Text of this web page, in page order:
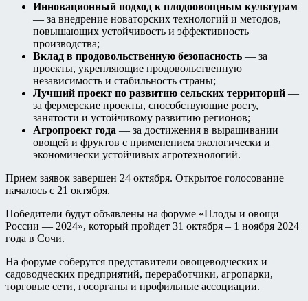
Инновационный подход к плодоовощным культурам
— за внедрение новаторских технологий и методов,
повышающих устойчивость и эффективность
производства;
Вклад в продовольственную безопасность — за
проекты, укрепляющие продовольственную
независимость и стабильность страны;
Лучший проект по развитию сельских территорий —
за фермерские проекты, способствующие росту,
занятости и устойчивому развитию регионов;
Агропроект года — за достижения в выращивании
овощей и фруктов с применением экологически и
экономически устойчивых агротехнологий.
Прием заявок завершен 24 октября. Открытое голосование
началось с 21 октября.
Победители будут объявлены на форуме «Плоды и овощи
России — 2024», который пройдет 31 октября – 1 ноября 2024
года в Сочи.
На форуме соберутся представители овощеводческих и
садоводческих предприятий, переработчики, агропарки,
торговые сети, госорганы и профильные ассоциации.